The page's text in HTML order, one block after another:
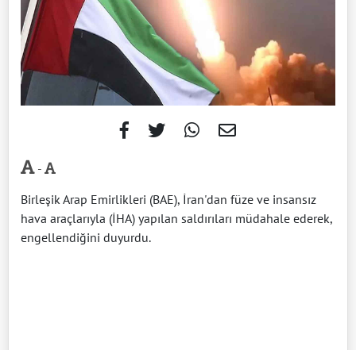
-
Birleşik Arap Emirlikleri (BAE), İran'dan füze ve insansız
hava araçlarıyla (İHA) yapılan saldırıları müdahale ederek,
engellendiğini duyurdu.